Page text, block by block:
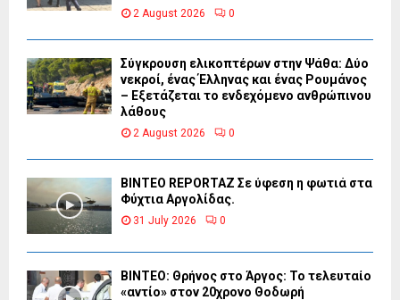
2 August 2026 0
Σύγκρουση ελικοπτέρων στην Ψάθα: Δύο
νεκροί, ένας Έλληνας και ένας Ρουμάνος
– Εξετάζεται το ενδεχόμενο ανθρώπινου
λάθους
2 August 2026 0
BINTEO REPORTAZ Σε ύφεση η φωτιά στα
Φύχτια Αργολίδας.
31 July 2026 0
ΒΙΝΤΕΟ: Θρήνος στο Άργος: Το τελευταίο
«αντίο» στον 20χρονο Θοδωρή